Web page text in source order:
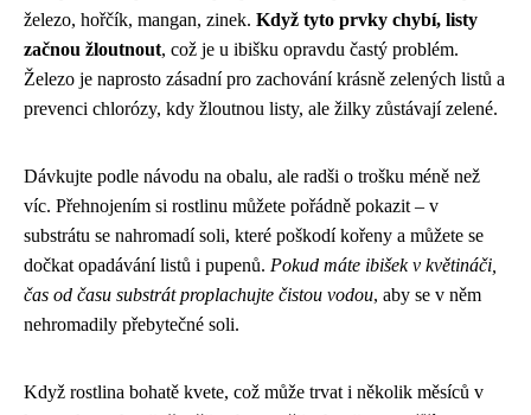
železo, hořčík, mangan, zinek. Když tyto prvky chybí, listy
začnou žloutnout, což je u ibišku opravdu častý problém.
Železo je naprosto zásadní pro zachování krásně zelených listů a
prevenci chlorózy, kdy žloutnou listy, ale žilky zůstávají zelené.
Dávkujte podle návodu na obalu, ale radši o trošku méně než
víc. Přehnojením si rostlinu můžete pořádně pokazit – v
substrátu se nahromadí soli, které poškodí kořeny a můžete se
dočkat opadávání listů i pupenů. Pokud máte ibišek v květináči,
čas od času substrát proplachujte čistou vodou, aby se v něm
nehromadily přebytečné soli.
Když rostlina bohatě kvete, což může trvat i několik měsíců v